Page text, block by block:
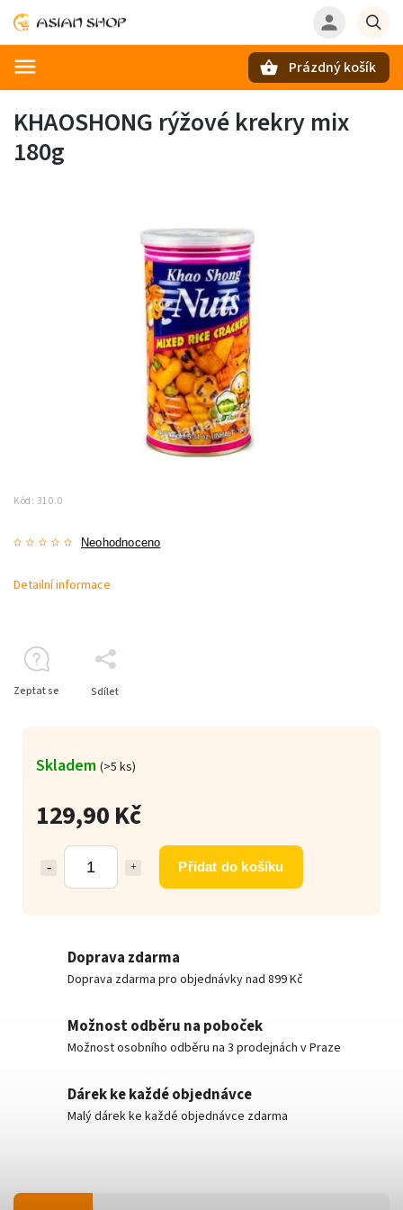
Prázdný košík
KHAOSHONG rýžové krekry mix
180g
Kód: 310.0
Neohodnoceno
129,90 Kč
Přidat do košíku
Skladem (>5 ks)
Detailní informace
Zeptat se Sdílet
Doprava zdarma
Doprava zdarma pro objednávky nad 899 Kč
Možnost odběru na poboček
Možnost osobního odběru na 3 prodejnách v Praze
Dárek ke každé objednávce
Malý dárek ke každé objednávce zdarma